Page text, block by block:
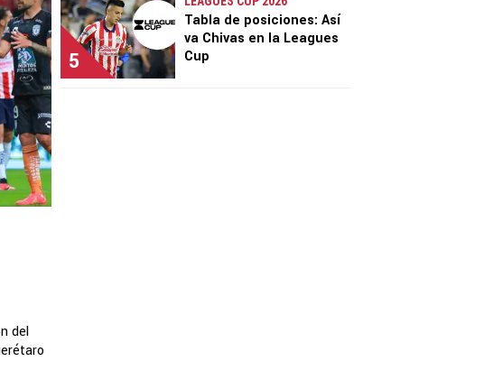
del
5
Tabla de posiciones: Así
va Chivas en la Leagues
Cup